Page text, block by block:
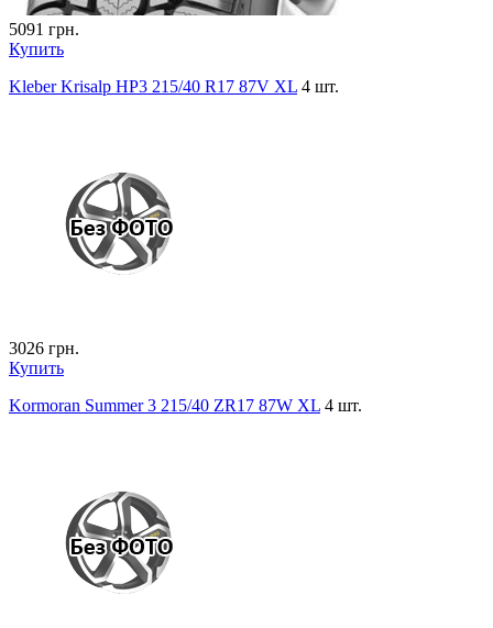
5091 грн.
Купить
Kleber Krisalp HP3 215/40 R17 87V XL 4 шт.
3026 грн.
Купить
Kormoran Summer 3 215/40 ZR17 87W XL 4 шт.